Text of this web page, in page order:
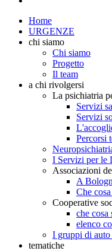
Home
URGENZE
chi siamo
Chi siamo
Progetto
Il team
a chi rivolgersi
La psichiatria
Servizi
Servizi
Percorsi
I Servizi per le
Associazioni
A
Che
Cooperative
che cosa
elenco
I gruppi di
tematiche